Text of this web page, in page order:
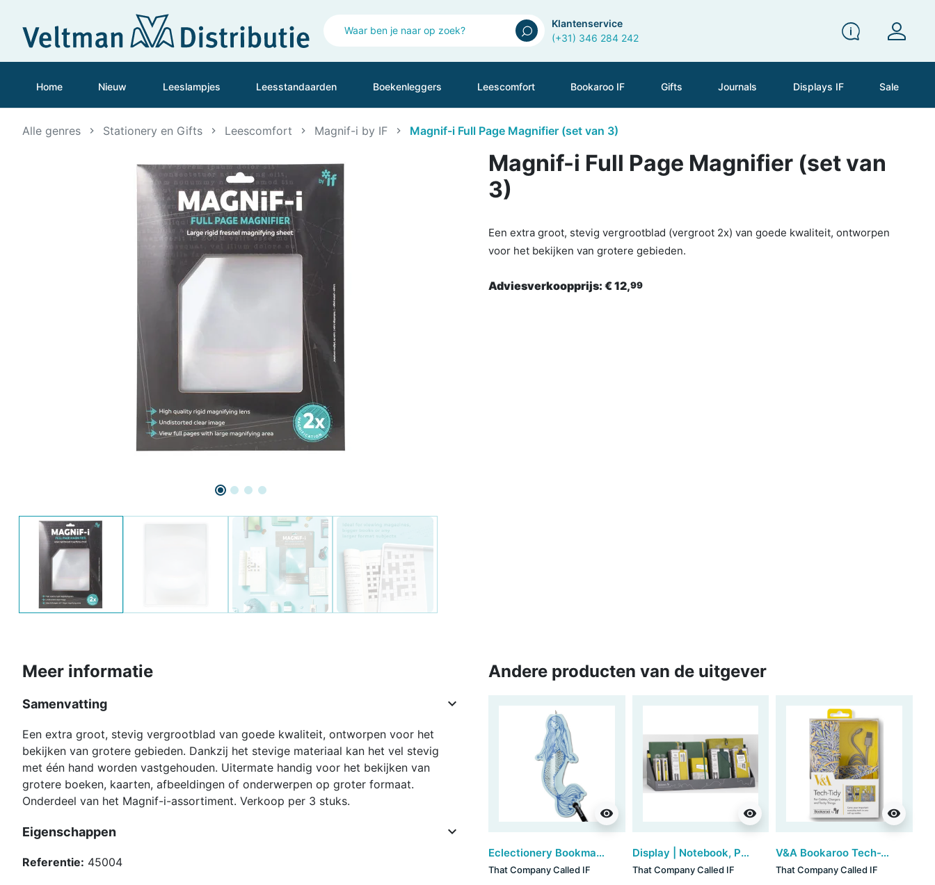
Klantenservice
(+31) 346 284 242
Home Nieuw Leeslampjes Leesstandaarden Boekenleggers Leescomfort Bookaroo IF Gifts Journals Displays IF Sale
Alle genres Stationery en Gifts Leescomfort Magnif-i by IF Magnif-i Full Page Magnifier (set van 3)
Magnif-i Full Page Magnifier (set van
3)
Een extra groot, stevig vergrootblad (vergroot 2x) van goede kwaliteit, ontworpen
voor het bekijken van grotere gebieden.
Adviesverkoopprijs: € 12,99
Meer informatie
Samenvatting 
Een extra groot, stevig vergrootblad van goede kwaliteit, ontworpen voor het
bekijken van grotere gebieden. Dankzij het stevige materiaal kan het vel stevig
met één hand worden vastgehouden. Uitermate handig voor het bekijken van
grotere boeken, kaarten, afbeeldingen of onderwerpen op groter formaat.
Onderdeel van het Magnif-i-assortiment. Verkoop per 3 stuks.
Eigenschappen 
Referentie: 45004
Andere producten van de uitgever
visibility
Eclectionery Bookmark Pens - Mermaid (set van 3)
That Company Called IF
visibility
Display | Notebook, Pen & Accessories - Forest Green & Chartreuse
That Company Called IF
visibility
V&A Bookaroo Tech-Tidy - Morris
That Company Called IF